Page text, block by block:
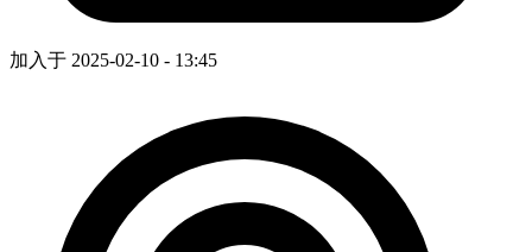
加入于 2025-02-10 - 13:45